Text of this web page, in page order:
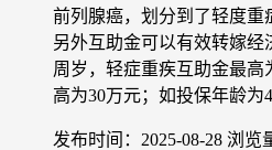
前列腺癌，划分到了轻度重
另外互助金可以有效转嫁经
周岁，轻症重疾互助金最
高为30万元；如投保年龄为
发布时间：2025-08-28 浏览